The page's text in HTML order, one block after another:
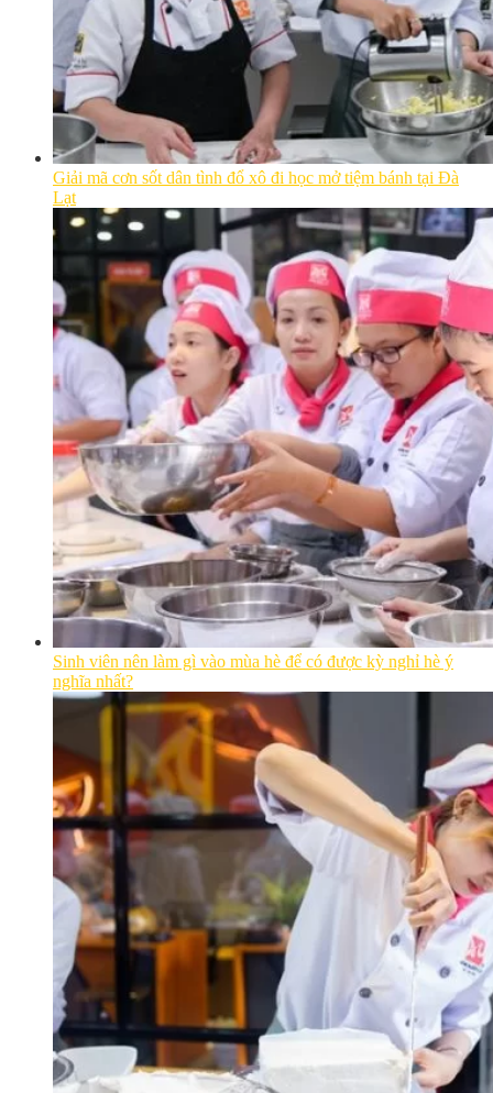
Giải mã cơn sốt dân tình đổ xô đi học mở tiệm bánh tại Đà
Lạt
Sinh viên nên làm gì vào mùa hè để có được kỳ nghỉ hè ý
nghĩa nhất?